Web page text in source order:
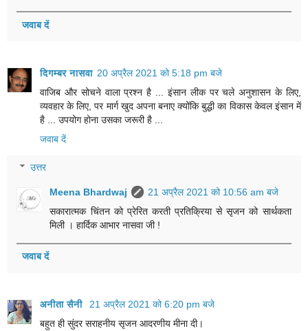
जवाब दें
दिगम्बर नासवा 20 अप्रैल 2021 को 5:18 pm बजे
वाजिब और सोचने वाला प्रश्न है ... इंसान लीक पर चले अनुशासन के लिए,
व्यवहार के लिए, पर मार्ग खुद अपना बनाए क्योंकि बुद्धी का विकास केवल इंसान में
है ... उपयोग होना उसका जरूरी है ...
जवाब दें
उत्तर
Meena Bhardwaj
21 अप्रैल 2021 को 10:56 am बजे
सकारात्मक चिंतन को प्रेरित करती प्रतिक्रिया से सृजन को सार्थकता
मिली । हार्दिक आभार नासवा जी !
जवाब दें
अनीता सैनी
21 अप्रैल 2021 को 6:20 pm बजे
बहुत ही सुंदर सराहनीय सृजन आदरणीय मीना दी।